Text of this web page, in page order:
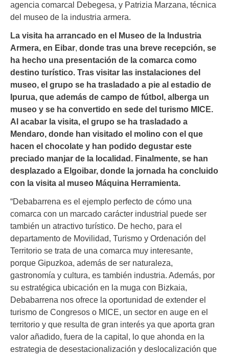
agencia comarcal Debegesa, y Patrizia Marzana, técnica
del museo de la industria armera.
La visita ha arrancado en el Museo de la Industria
Armera, en Eibar, donde tras una breve recepción, se
ha hecho una presentación de la comarca como
destino turístico. Tras visitar las instalaciones del
museo, el grupo se ha trasladado a pie al estadio de
Ipurua, que además de campo de fútbol, alberga un
museo y se ha convertido en sede del turismo MICE.
Al acabar la visita, el grupo se ha trasladado a
Mendaro, donde han visitado el molino con el que
hacen el chocolate y han podido degustar este
preciado manjar de la localidad. Finalmente, se han
desplazado a Elgoibar, donde la jornada ha concluido
con la visita al museo Máquina Herramienta.
“Debabarrena es el ejemplo perfecto de cómo una
comarca con un marcado carácter industrial puede ser
también un atractivo turístico. De hecho, para el
departamento de Movilidad, Turismo y Ordenación del
Territorio se trata de una comarca muy interesante,
porque Gipuzkoa, además de ser naturaleza,
gastronomía y cultura, es también industria. Además, por
su estratégica ubicación en la muga con Bizkaia,
Debabarrena nos ofrece la oportunidad de extender el
turismo de Congresos o MICE, un sector en auge en el
territorio y que resulta de gran interés ya que aporta gran
valor añadido, fuera de la capital, lo que ahonda en la
estrategia de desestacionalización y deslocalización que